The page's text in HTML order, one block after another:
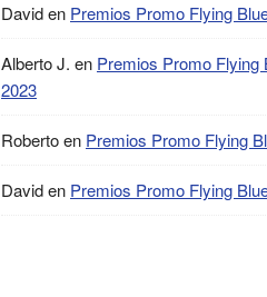
Daviden Premios Promo Flying
Alberto J. en Premios Promo Flying
2023
Robertoen Premios Promo Flying
Daviden Premios Promo Flying